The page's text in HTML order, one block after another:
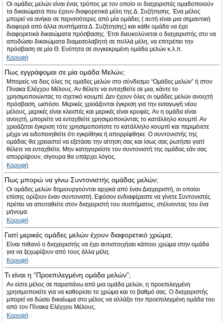
Οι ομάδες μελών είναι ένας τρόπος με τον οποίο οι διαχειριστές ομαδοποιούν
τα δικαιώματα που έχουν διαφορετικά μέλη της Δ. Συζήτησης. Ένα μέλος
μπορεί να ανήκει σε περισσότερες από μία ομάδες ( αυτή είναι μια σημαντική
διαφορά από άλλα συστήματα Δ. Συζήτησης) και κάθε ομάδα να έχει
διαφορετικά δικαιώματα πρόσβασης. Έτσι διευκολύνεται ο διαχειριστής στο να
αποδώσει δικαιώματα διαμεσολαβητή σε πολλά μέλη, να επιτρέπει την
πρόσβαση σε μία Θ. Ενότητα σε συγκεκριμένη ομάδα μελών κ.λ.π.
Κορυφή
Πως εγγράφομαι σε μία ομάδα Μελών;
Μπορείς να δεις όλες τις ομάδες μελών στο σύνδεσμο “Ομάδες μελών” ή στον
Πίνακα Ελέγχου Μέλους. Αν θέλετε να ενταχθείτε σε μια, κάντε το
χρησιμοποιώντας το σχετικό κουμπί. Δεν έχουν όλες οι ομάδες μελών ανοιχτή
πρόσβαση, ωστόσο. Μερικές χρειάζονται έγκριση για την εισαγωγή νέου
μέλους, μερικές είναι κλειστές και μερικές είναι κρυφές. Αν η ομάδα είναι
ανοιχτή, μπορείτε να ενταχθείτε χρησιμοποιώντας το κατάλληλο κουμπί. Αν
χρειάζεται έγκριση τότε χρησιμοποιήστε το κατάλληλο κουμπί και περιμένετε
μέχρι να ειδοποιηθείτε ότι εγκρίθηκε ή απορρίφθηκε. Ο συντονιστής της
ομάδας θα χρειαστεί να εξετάσει την αίτηση σας και ίσως σας ρωτήσει γιατί
θέλετε να ενταχθείτε. Μην κατηγορείστε τον συντονιστή της ομάδας εάν σας
απορρίψουν, σίγουρα θα υπάρχει λόγος.
Κορυφή
Πως μπορώ να γίνω Συντονιστής ομάδας μελών;
Οι ομάδες μελών δημιουργούνται αρχικά από έναν Διαχειριστή, οι οποίοι
επίσης ορίζουν έναν συντονιστή. Εφόσον ενδιαφέρεστε να γίνετε Συντονιστές
πρέπει να αποταθείτε στον διαχειριστή του συστήματος, στέλνοντας του ένα
μήνυμα.
Κορυφή
Γιατί μερικές ομάδες μελών έχουν διαφορετικό χρώμα;
Είναι πιθανό ο διαχειριστής να έχει αντιστοιχήσει κάποιο χρώμα στην ομάδα
για να ξεχωρίζουν από τους άλλα μέλη.
Κορυφή
Τι είναι η “Προεπιλεγμένη ομάδα μελών”;
Αν είστε μέλος σε παραπάνω από μια ομάδα μελών, η προεπιλεγμένη
χρησιμοποιείτε για να καθορίσει το χρώμα και το βαθμό σας. Ο διαχειριστής
μπορεί να δώσει δικαίωμα στο μέλος να αλλάξει την προεπιλεγμένη ομάδα του
από τον Πίνακα Ελέγχου Μέλους.
Κορυφή